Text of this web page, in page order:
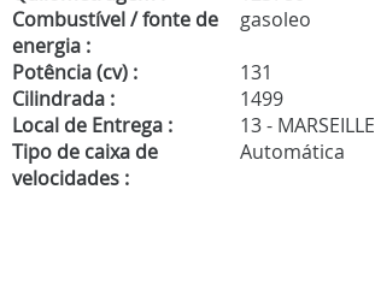
Combustível / fonte de
energia :
gasoleo
Potência (cv) :
131
Cilindrada :
1499
Local de Entrega :
13 - MARSEILLE
Tipo de caixa de
velocidades :
Automática